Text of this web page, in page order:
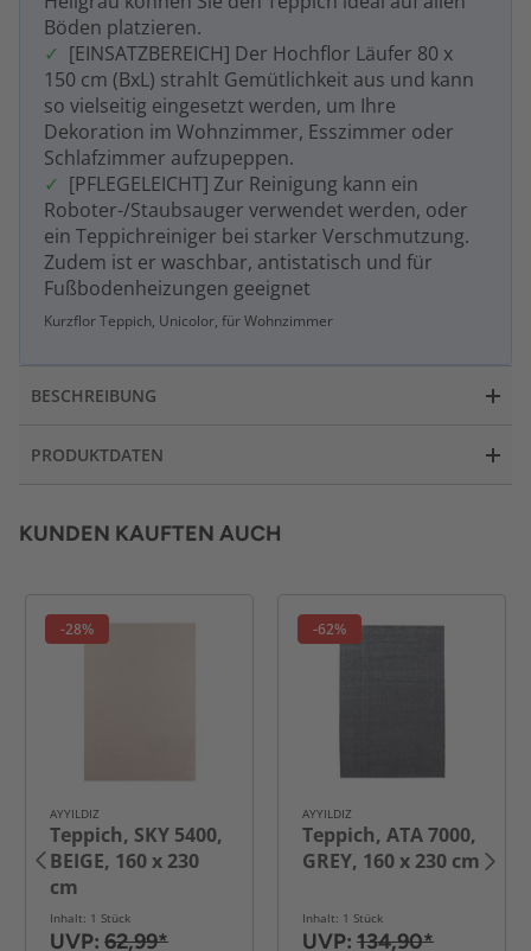
Böden platzieren.
[EINSATZBEREICH] Der Hochflor Läufer 80 x
150 cm (BxL) strahlt Gemütlichkeit aus und kann
so vielseitig eingesetzt werden, um Ihre
Dekoration im Wohnzimmer, Esszimmer oder
Schlafzimmer aufzupeppen.
[PFLEGELEICHT] Zur Reinigung kann ein
Roboter-/Staubsauger verwendet werden, oder
ein Teppichreiniger bei starker Verschmutzung.
Zudem ist er waschbar, antistatisch und für
Fußbodenheizungen geeignet
Kurzflor Teppich, Unicolor, für Wohnzimmer
BESCHREIBUNG
PRODUKTDATEN
KUNDEN KAUFTEN AUCH
-28%
AYYILDIZ
Teppich, SKY 5400,
BEIGE, 160 x 230
cm
Inhalt: 1 Stück
UVP: 62,99*
-62%
AYYILDIZ
Teppich, ATA 7000,
GREY, 160 x 230 cm
Inhalt: 1 Stück
UVP: 134,90*